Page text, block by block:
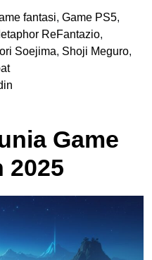
fantasi, Game PS5,
ReFantazio,
Soejima, Shoji Meguro,
Game
2025